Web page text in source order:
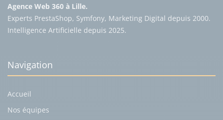
Agence Web 360 à Lille.
Experts PrestaShop, Symfony, Marketing Digital depuis 2000.
Intelligence Artificielle depuis 2025.
Navigation
Accueil
Nos équipes